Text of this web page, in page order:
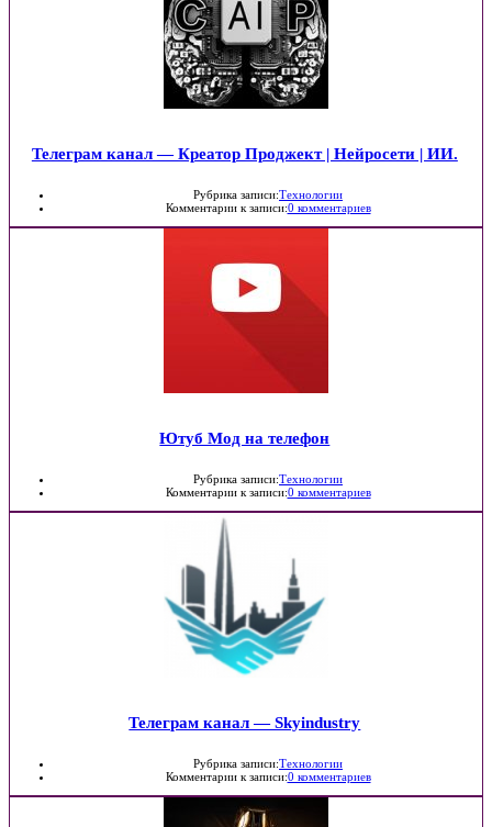
Телеграм канал — Креатор Проджект | Нейросети | ИИ.
Рубрика записи:Технологии
Комментарии к записи:0 комментариев
Ютуб Мод на телефон
Рубрика записи:Технологии
Комментарии к записи:0 комментариев
Телеграм канал — Skyindustry
Рубрика записи:Технологии
Комментарии к записи:0 комментариев